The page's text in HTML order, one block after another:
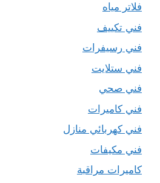
فلاتر مياه
فني تكييف
فني رسيفرات
فني ستلايت
فني صحي
فني كاميرات
فني كهربائي منازل
فني مكيفات
كاميرات مراقبة